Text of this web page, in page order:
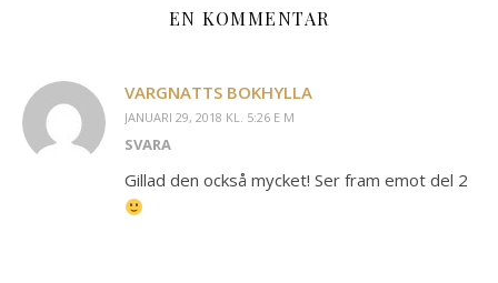
EN KOMMENTAR
VARGNATTS BOKHYLLA
JANUARI 29, 2018 KL. 5:26 E M
SVARA
Gillad den också mycket! Ser fram emot del 2